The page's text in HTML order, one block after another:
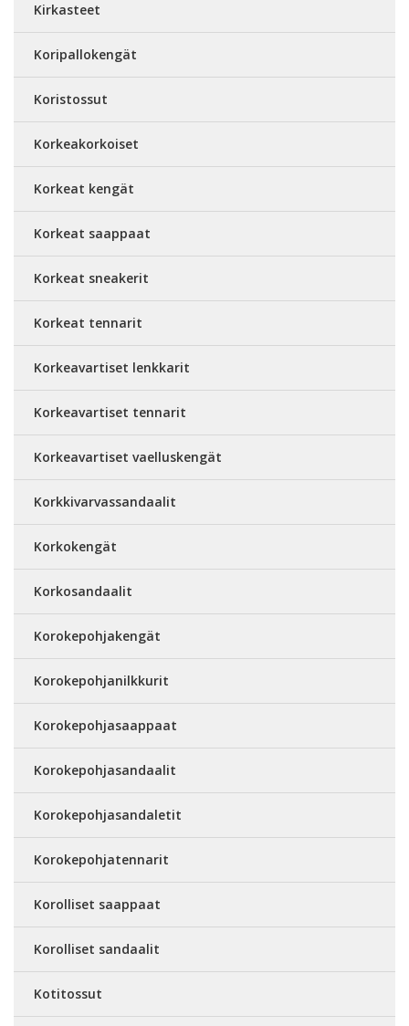
Kirkasteet
Koripallokengät
Koristossut
Korkeakorkoiset
Korkeat kengät
Korkeat saappaat
Korkeat sneakerit
Korkeat tennarit
Korkeavartiset lenkkarit
Korkeavartiset tennarit
Korkeavartiset vaelluskengät
Korkkivarvassandaalit
Korkokengät
Korkosandaalit
Korokepohjakengät
Korokepohjanilkkurit
Korokepohjasaappaat
Korokepohjasandaalit
Korokepohjasandaletit
Korokepohjatennarit
Korolliset saappaat
Korolliset sandaalit
Kotitossut